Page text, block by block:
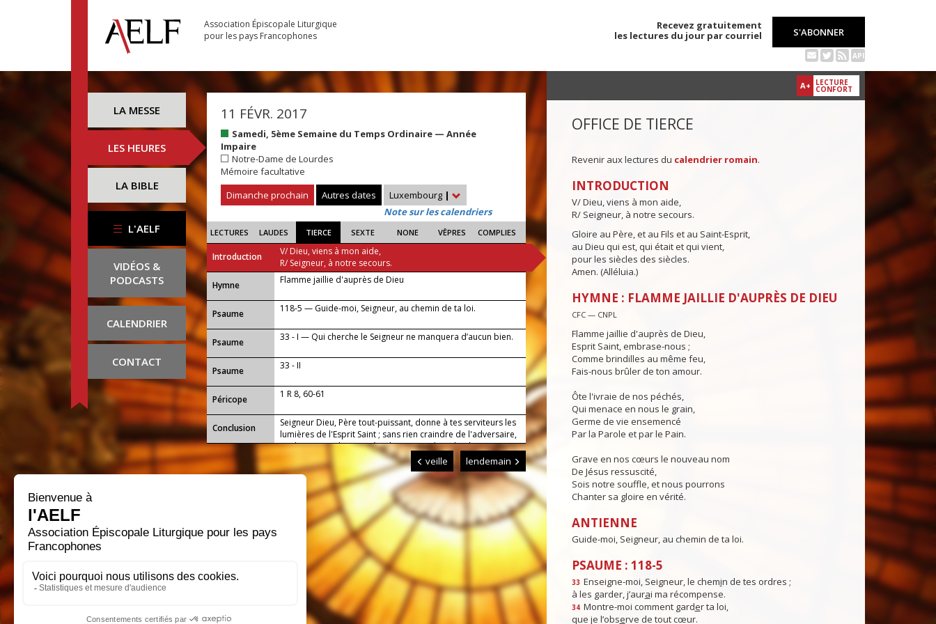
Association Épiscopale Liturgique
pour les pays Francophones
Recevez gratuitement
les lectures du jour par courriel
S'ABONNER
API
LA MESSE
LES HEURES
LA BIBLE
L'AELF
VIDÉOS &
PODCASTS
CALENDRIER
CONTACT
11 FÉVR. 2017
Samedi, 5ème Semaine du Temps Ordinaire — Année
Impaire
Notre-Dame de Lourdes
Mémoire facultative
Dimanche prochain
Autres dates Luxembourg |
Note sur les calendriers
LECTURES LAUDES TIERCE SEXTE NONE VÊPRES COMPLIES
Introduction
V/ Dieu, viens à mon aide,
R/ Seigneur, à notre secours.
...
Hymne Flamme jaillie d'auprès de Dieu
Psaume 118-5 — Guide-moi, Seigneur, au chemin de ta loi.
Psaume 33 - I — Qui cherche le Seigneur ne manquera d’aucun bien.
Psaume 33 - II
Péricope 1 R 8, 60-61
Conclusion
Seigneur Dieu, Père tout-puissant, donne à tes serviteurs les
lumières de l'Esprit Saint ; sans rien craindre de l'adversaire,
qu'ils trouvent leur joie à te louer. Par Jésus, le Christ, notre
veille lendemain
A+ LECTURE
CONFORT
OFFICE DE TIERCE
Revenir aux lectures du calendrier romain.
INTRODUCTION
V/ Dieu, viens à mon aide,
R/ Seigneur, à notre secours.
Gloire au Père, et au Fils et au Saint-Esprit,
au Dieu qui est, qui était et qui vient,
pour les siècles des siècles.
Amen. (Alléluia.)
HYMNE : FLAMME JAILLIE D'AUPRÈS DE DIEU
CFC — CNPL
Flamme jaillie d'auprès de Dieu,
Esprit Saint, embrase-nous ;
Comme brindilles au même feu,
Fais-nous brûler de ton amour.
Ôte l'ivraie de nos péchés,
Qui menace en nous le grain,
Germe de vie ensemencé
Par la Parole et par le Pain.
Grave en nos cœurs le nouveau nom
De Jésus ressuscité,
Sois notre souffle, et nous pourrons
Chanter sa gloire en vérité.
ANTIENNE
Guide-moi, Seigneur, au chemin de ta loi.
PSAUME : 118-5
33 Enseigne-moi, Seigneur, le chemin de tes ordres ;
à les garder, j’aurai ma récompense.
34 Montre-moi comment garder ta loi,
que je l’observe de tout cœur.